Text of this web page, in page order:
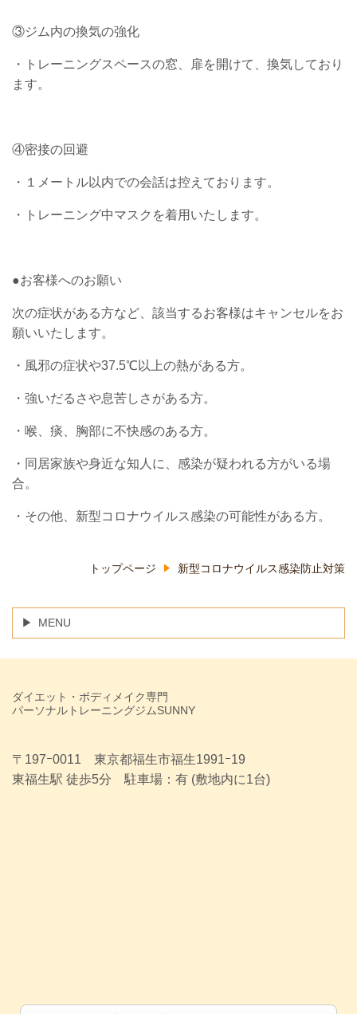
③ジム内の換気の強化
・トレーニングスペースの窓、扉を開けて、換気しており
ます。
④密接の回避
・１メートル以内での会話は控えております。
・トレーニング中マスクを着用いたします。
●お客様へのお願い
次の症状がある方など、該当するお客様はキャンセルをお
願いいたします。
・風邪の症状や37.5℃以上の熱がある方。
・強いだるさや息苦しさがある方。
・喉、痰、胸部に不快感のある方。
・同居家族や身近な知人に、感染が疑われる方がいる場
合。
・その他、新型コロナウイルス感染の可能性がある方。
トップページ 新型コロナウイルス感染防止対策
MENU
ダイエット・ボディメイク専門
パーソナルトレーニングジムSUNNY
〒197ｰ0011 東京都福生市福生1991ｰ19
東福生駅 徒歩5分 駐車場：有 (敷地内に1台)